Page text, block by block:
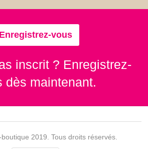
Enregistrez-vous
inscrit ? Enregistrez-
dès maintenant.
2019. Tous droits réservés.